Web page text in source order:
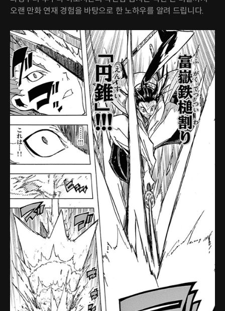
오랜 만화 연재 경험을 바탕으로 한 노하우를 알려 드립니다.